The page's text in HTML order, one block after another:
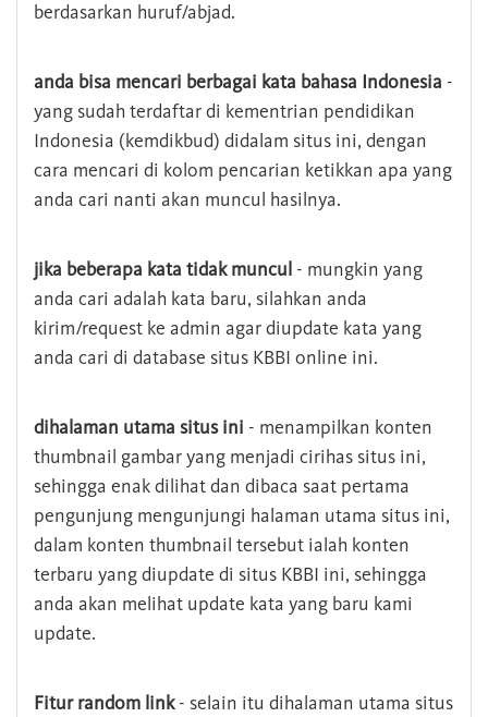
berdasarkan huruf/abjad.
anda bisa mencari berbagai kata bahasa Indonesia -
yang sudah terdaftar di kementrian pendidikan
Indonesia (kemdikbud) didalam situs ini, dengan
cara mencari di kolom pencarian ketikkan apa yang
anda cari nanti akan muncul hasilnya.
jika beberapa kata tidak muncul - mungkin yang
anda cari adalah kata baru, silahkan anda
kirim/request ke admin agar diupdate kata yang
anda cari di database situs KBBI online ini.
dihalaman utama situs ini - menampilkan konten
thumbnail gambar yang menjadi cirihas situs ini,
sehingga enak dilihat dan dibaca saat pertama
pengunjung mengunjungi halaman utama situs ini,
dalam konten thumbnail tersebut ialah konten
terbaru yang diupdate di situs KBBI ini, sehingga
anda akan melihat update kata yang baru kami
update.
Fitur random link- selain itu dihalaman utama situs